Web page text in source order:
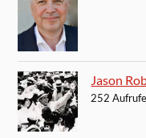
Jason
252 Aufrufe